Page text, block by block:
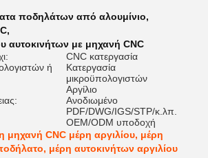
ποδηλάτων από αλουμίνιο,
,
αυτοκινήτων με μηχανή CNC
CNC κατεργασία
ή
Κατεργασία
μικροϋπολογιστών
Αργίλιο
Ανοδιωμένο
PDF/DWG/IGS/STP/κ.λπ.
OEM/ODM υποδοχή
μηχανή CNC μέρη αργιλίου, μέρη
μέρη αυτοκινήτων αργιλίου